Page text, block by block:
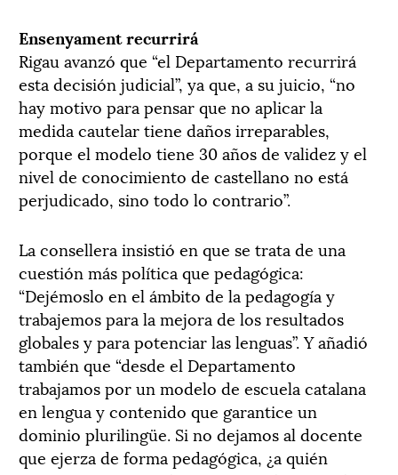
Ensenyament recurrirá
Rigau avanzó que “el Departamento recurrirá
esta decisión judicial”, ya que, a su juicio, “no
hay motivo para pensar que no aplicar la
medida cautelar tiene daños irreparables,
porque el modelo tiene 30 años de validez y el
nivel de conocimiento de castellano no está
perjudicado, sino todo lo contrario”.
La consellera insistió en que se trata de una
cuestión más política que pedagógica:
“Dejémoslo en el ámbito de la pedagogía y
trabajemos para la mejora de los resultados
globales y para potenciar las lenguas”. Y añadió
también que “desde el Departamento
trabajamos por un modelo de escuela catalana
en lengua y contenido que garantice un
dominio plurilingüe. Si no dejamos al docente
que ejerza de forma pedagógica, ¿a quién